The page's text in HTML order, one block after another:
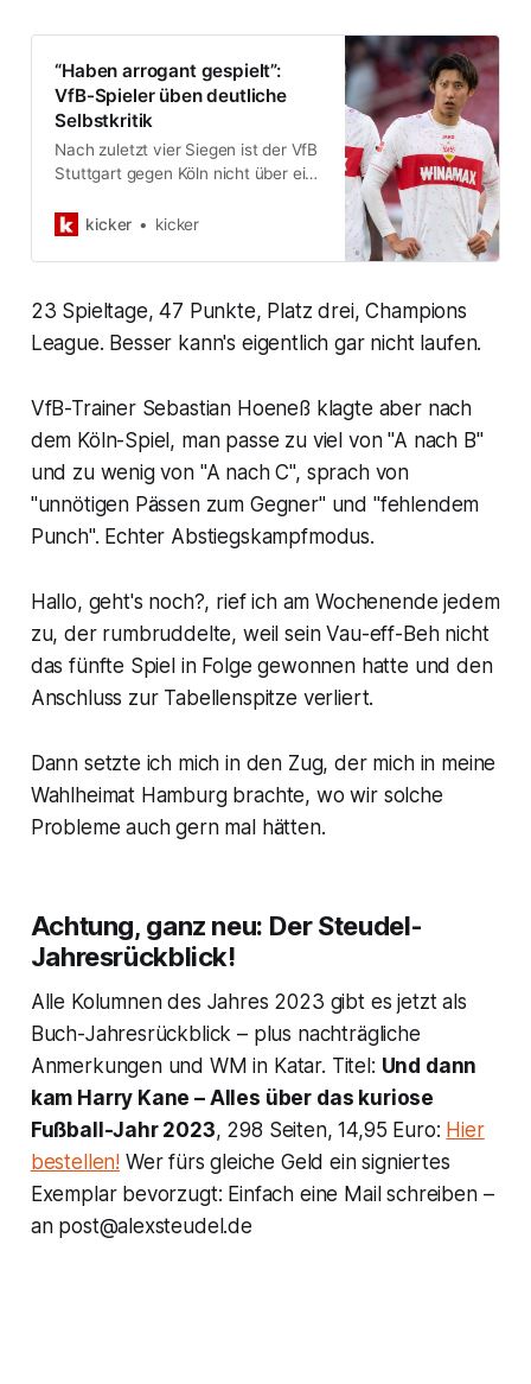
“Haben arrogant gespielt”:
VfB-Spieler üben deutliche
Selbstkritik
Nach zuletzt vier Siegen ist der VfB
Stuttgart gegen Köln nicht über ein
und Weise sorgte für reichlich
kicker kicker
23 Spieltage, 47 Punkte, Platz drei, Champions
League. Besser kann's eigentlich gar nicht laufen.
VfB-Trainer Sebastian Hoeneß klagte aber nach
dem Köln-Spiel, man passe zu viel von "A nach B"
und zu wenig von "A nach C", sprach von
"unnötigen Pässen zum Gegner" und "fehlendem
Punch". Echter Abstiegskampfmodus.
Hallo, geht's noch?, rief ich am Wochenende jedem
zu, der rumbruddelte, weil sein Vau-eff-Beh nicht
das fünfte Spiel in Folge gewonnen hatte und den
Anschluss zur Tabellenspitze verliert.
Dann setzte ich mich in den Zug, der mich in meine
Wahlheimat Hamburg brachte, wo wir solche
Probleme auch gern mal hätten.
Achtung, ganz neu: Der Steudel-
Jahresrückblick!
Alle Kolumnen des Jahres 2023 gibt es jetzt als
Buch-Jahresrückblick – plus nachträgliche
Anmerkungen und WM in Katar. Titel: Und dann
kam Harry Kane – Alles über das kuriose
Fußball-Jahr 2023, 298 Seiten, 14,95 Euro: Hier
bestellen! Wer fürs gleiche Geld ein signiertes
Exemplar bevorzugt: Einfach eine Mail schreiben –
an post@alexsteudel.de